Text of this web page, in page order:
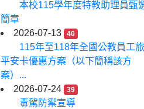
本校115學年度特教助理員甄
簡章
2026-07-13
40
115年至118年全國公教員工
平安卡優惠方案（以下簡稱該方
案）...
2026-07-24
39
毒駕防禦宣導